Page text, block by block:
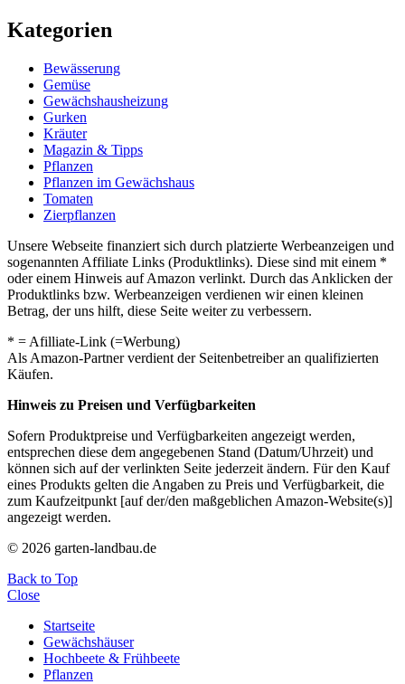
Kategorien
Bewässerung
Gemüse
Gewächshausheizung
Gurken
Kräuter
Magazin & Tipps
Pflanzen
Pflanzen im Gewächshaus
Tomaten
Zierpflanzen
Unsere Webseite finanziert sich durch platzierte Werbeanzeigen und
sogenannten Affiliate Links (Produktlinks). Diese sind mit einem *
oder einem Hinweis auf Amazon verlinkt. Durch das Anklicken der
Produktlinks bzw. Werbeanzeigen verdienen wir einen kleinen
Betrag, der uns hilft, diese Seite weiter zu verbessern.
* = Afilliate-Link (=Werbung)
Als Amazon-Partner verdient der Seitenbetreiber an qualifizierten
Käufen.
Hinweis zu Preisen und Verfügbarkeiten
Sofern Produktpreise und Verfügbarkeiten angezeigt werden,
entsprechen diese dem angegebenen Stand (Datum/Uhrzeit) und
können sich auf der verlinkten Seite jederzeit ändern. Für den Kauf
eines Produkts gelten die Angaben zu Preis und Verfügbarkeit, die
zum Kaufzeitpunkt [auf der/den maßgeblichen Amazon-Website(s)]
angezeigt werden.
© 2026 garten-landbau.de
Back to Top
Close
Startseite
Gewächshäuser
Hochbeete & Frühbeete
Pflanzen